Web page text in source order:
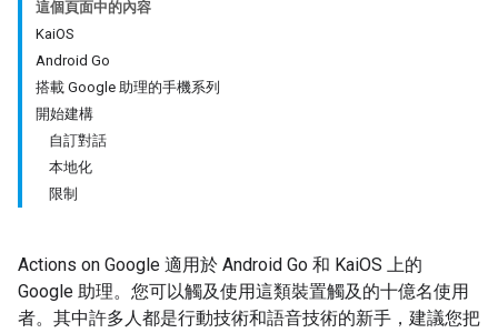
這個頁面中的內容
KaiOS
Android Go
搭載 Google 助理的手機系列
開始建構
自訂對話
本地化
限制
Actions on Google 適用於 Android Go 和 KaiOS 上的
Google 助理。您可以觸及使用這類裝置觸及的十億名使用
者。其中許多人都是行動技術和語音技術的新手，建議您把